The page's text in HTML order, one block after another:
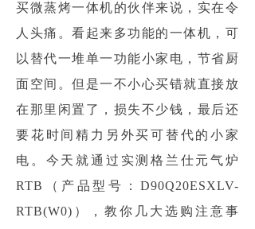
买微蒸烤一体机的伙伴来说，实在令
人头痛。看起来多功能的一体机，可
以替代一堆单一功能小家电，节省厨
面空间。但是一不小心买错就直接放
在那里闲置了，损失不少钱，最后还
要花时间精力另外买可替代的小家
电。今天就通过实测格兰仕元气炉
RTB（产品型号：D90Q20ESXLV-
RTB(W0)），教你几大选购注意事